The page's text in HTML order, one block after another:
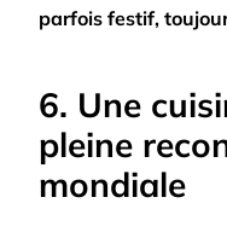
parfois festif,
6. Une
pleine
mondiale